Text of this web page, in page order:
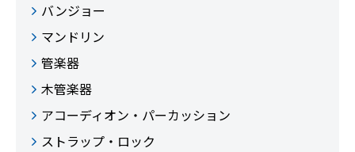
バンジョー
マンドリン
管楽器
木管楽器
アコーディオン・パーカッション
ストラップ・ロック